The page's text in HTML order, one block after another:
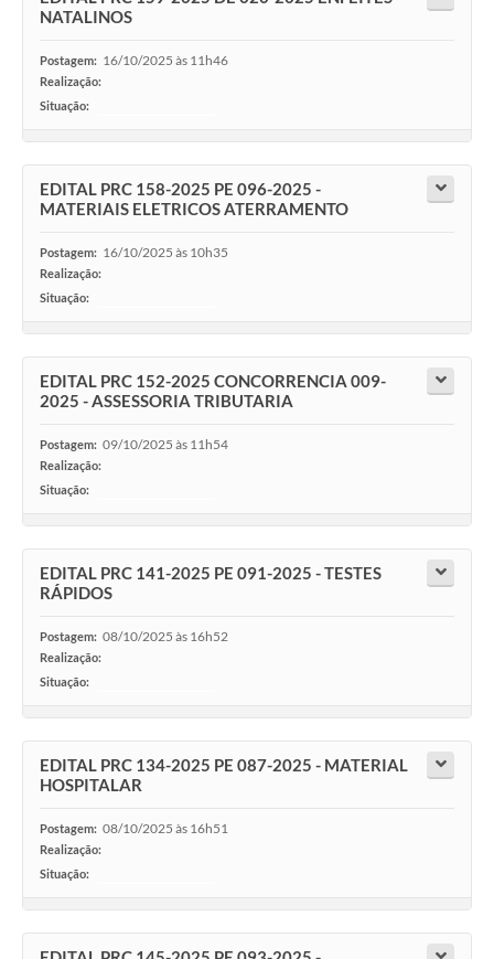
NATALINOS
Postagem: 16/10/2025 às 11h46
Realização:
Situação:
EDITAL PRC 158-2025 PE 096-2025 -
MATERIAIS ELETRICOS ATERRAMENTO
Postagem: 16/10/2025 às 10h35
Realização:
Situação:
EDITAL PRC 152-2025 CONCORRENCIA 009-
2025 - ASSESSORIA TRIBUTARIA
Postagem: 09/10/2025 às 11h54
Realização:
Situação:
EDITAL PRC 141-2025 PE 091-2025 - TESTES
RÁPIDOS
Postagem: 08/10/2025 às 16h52
Realização:
Situação:
EDITAL PRC 134-2025 PE 087-2025 - MATERIAL
HOSPITALAR
Postagem: 08/10/2025 às 16h51
Realização:
Situação: